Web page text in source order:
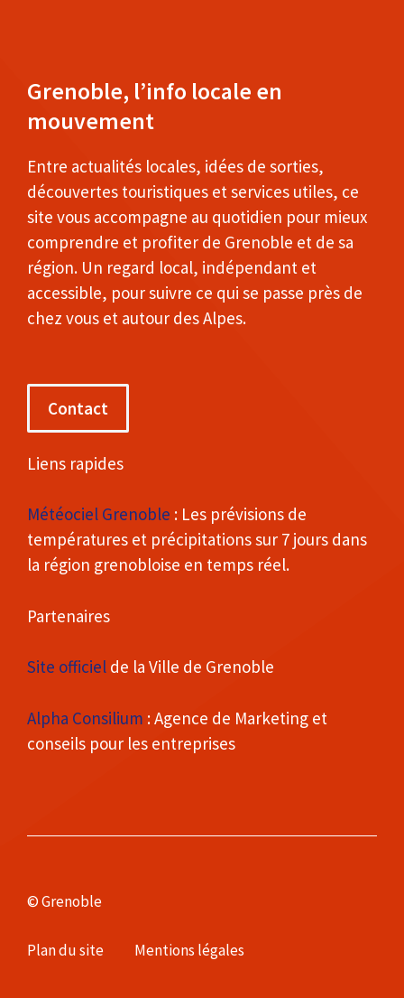
Grenoble, l’info locale en
mouvement
Entre actualités locales, idées de sorties,
découvertes touristiques et services utiles, ce
site vous accompagne au quotidien pour mieux
comprendre et profiter de Grenoble et de sa
région. Un regard local, indépendant et
accessible, pour suivre ce qui se passe près de
chez vous et autour des Alpes.
Contact
Liens rapides
Météociel Grenoble : Les prévisions de
températures et précipitations sur 7 jours dans
la région grenobloise en temps réel.
Partenaires
Site officiel de la Ville de Grenoble
Alpha Consilium : Agence de Marketing et
conseils pour les entreprises
© Grenoble
Plan du site Mentions légales